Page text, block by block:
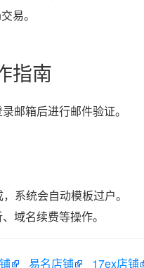
易。
指南
邮箱后进行邮件验证。
系统会自动模板过户。
域名续费等操作。
易名店铺 17ex店铺